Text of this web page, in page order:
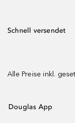
Schnell versendet
Alle Preise inkl.
Douglas App